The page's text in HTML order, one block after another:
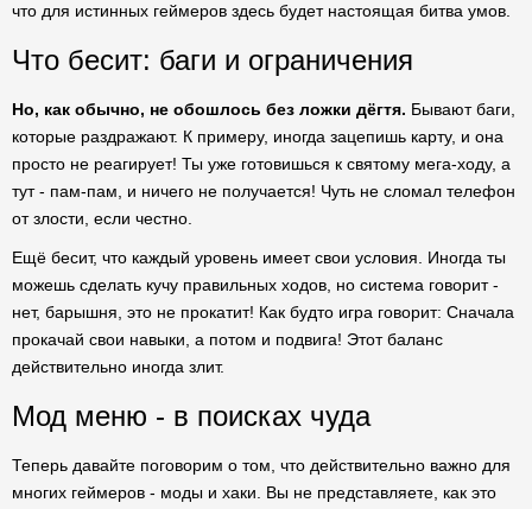
что для истинных геймеров здесь будет настоящая битва умов.
Что бесит: баги и ограничения
Но, как обычно, не обошлось без ложки дёгтя. Бывают баги,
которые раздражают. К примеру, иногда зацепишь карту, и она
просто не реагирует! Ты уже готовишься к святому мега-ходу, а
тут - пам-пам, и ничего не получается! Чуть не сломал телефон
от злости, если честно.
Ещё бесит, что каждый уровень имеет свои условия. Иногда ты
можешь сделать кучу правильных ходов, но система говорит -
нет, барышня, это не прокатит! Как будто игра говорит: Сначала
прокачай свои навыки, а потом и подвига! Этот баланс
действительно иногда злит.
Мод меню - в поисках чуда
Теперь давайте поговорим о том, что действительно важно для
многих геймеров - моды и хаки. Вы не представляете, как это